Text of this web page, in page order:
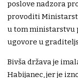
poslove nadzora
provoditi
u tom ministarstvu
ugovore u
Bivša država je
Habijanec, jer je